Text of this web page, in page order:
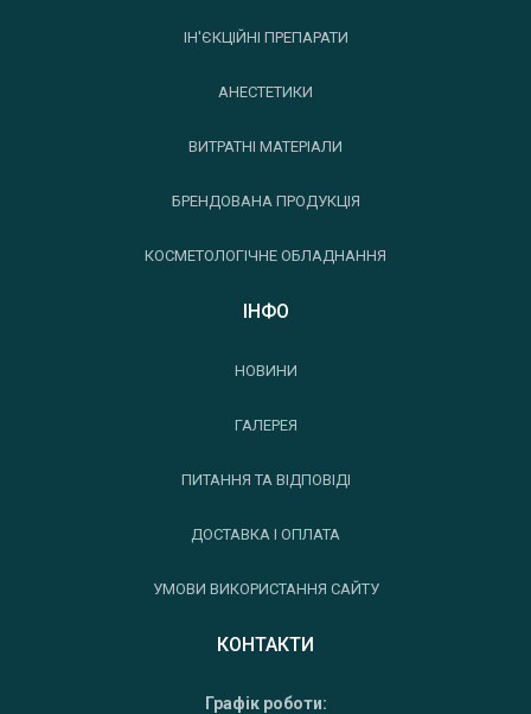
ІН'ЄКЦІЙНІ ПРЕПАРАТИ
АНЕСТЕТИКИ
ВИТРАТНІ МАТЕРІАЛИ
БРЕНДОВАНА ПРОДУКЦІЯ
КОСМЕТОЛОГІЧНЕ ОБЛАДНАННЯ
ІНФО
НОВИНИ
ГАЛЕРЕЯ
ПИТАННЯ ТА ВІДПОВІДІ
ДОСТАВКА І ОПЛАТА
УМОВИ ВИКОРИСТАННЯ САЙТУ
КОНТАКТИ
Графік роботи: